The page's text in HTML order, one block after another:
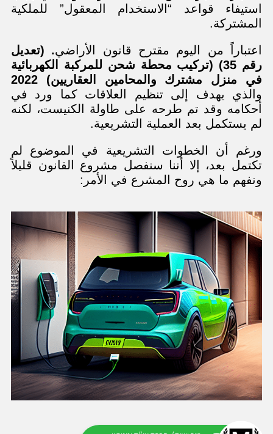
استيفاء قواعد “الاستخدام المعقول” للملكية
المشتركة.
اعتباراً من اليوم مقترح قانون الأراضي. (تعديل
رقم 35) (تركيب محطة شحن للمركبة الكهربائية
في منزل مشترك والمحامين العقاريين) 2022
والذي يهدف إلى تنظيم العلاقات كما ورد في
أحكامه وقد تم طرحه على طاولة الكنيست، لكنه
لم يستكمل بعد العملية التشريعية.
ورغم أن الخطوات التشريعية في الموضوع لم
تكتمل بعد، إلا أننا سنفصل مشروع القانون قليلاً
ونفهم ما هي روح المشرع في الأمر: